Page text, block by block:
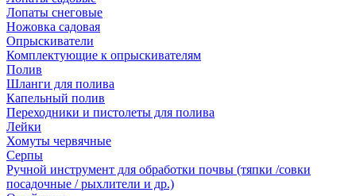
Лопаты снеговые
Ножовка садовая
Опрыскиватели
Комплектующие к опрыскивателям
Полив
Шланги для полива
Капельный полив
Переходники и пистолеты для полива
Лейки
Хомуты червячные
Серпы
Ручной инструмент для обработки почвы (тяпки /совки
посадочные / рыхлители и др.)